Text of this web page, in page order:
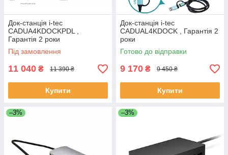
Док-станція i-tec
CADUA4KDOCKPDL ,
Гарантія 2 роки
Під замовлення
11 040 ₴ 11 390 ₴
Купити
Док-станція i-tec
CADUAL4KDOCK , Гарантія 2
роки
Готово до відправки
9 170 ₴ 9 450 ₴
Купити
–3% –3%